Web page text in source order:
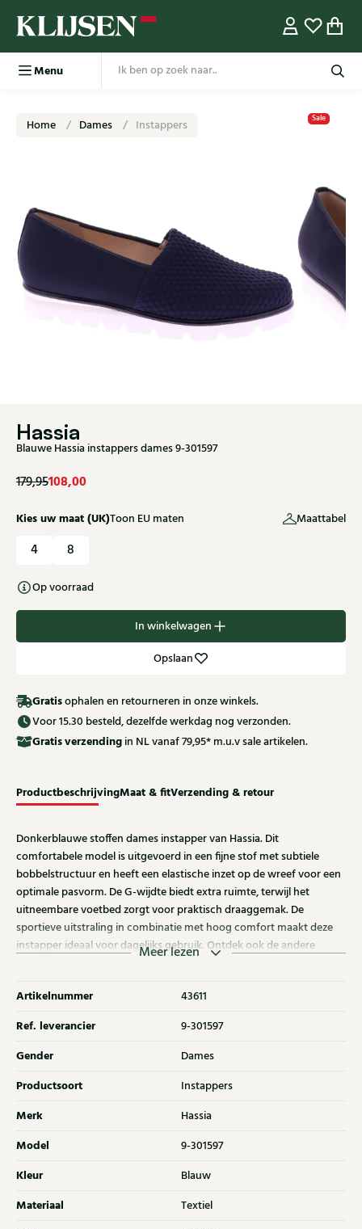
Menu
Home Dames Instappers Sale
Hassia
Blauwe Hassia instappers dames 9-301597
179,95108,00
Kies uw maat (UK)Toon EU maten Maattabel
4 8
Op voorraad
In winkelwagen
Opslaan
Gratisophalen en retourneren in onze winkels.
Voor 15.30 besteld, dezelfde werkdag nog verzonden.
Gratisverzending in NL vanaf 79,95* m.u.v sale artikelen.
ProductbeschrijvingMaat & fitVerzending & retour
Donkerblauwe stoffen dames instapper van Hassia. Dit
comfortabele model is uitgevoerd in een fijne stof met subtiele
bobbelstructuur en heeft een elastische inzet op de wreef voor een
optimale pasvorm. De G-wijdte biedt extra ruimte, terwijl het
uitneembare voetbed zorgt voor praktisch draaggemak. De
sportieve uitstraling in combinatie met hoog comfort maakt deze
instapper ideaal voor dagelijks gebruik. Ontdek ook de andere
Meer lezen
Artikelnummer 43611
Ref. leverancier 9-301597
Gender Dames
Productsoort Instappers
Merk Hassia
Model 9-301597
Kleur Blauw
Materiaal Textiel